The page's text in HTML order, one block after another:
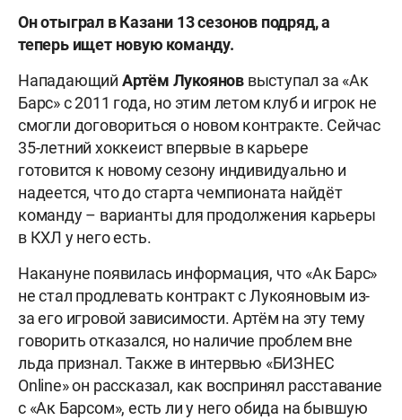
Он отыграл в Казани 13 сезонов подряд, а
теперь ищет новую команду.
Нападающий Артём Лукоянов выступал за «Ак
Барс» с 2011 года, но этим летом клуб и игрок не
смогли договориться о новом контракте. Сейчас
35-летний хоккеист впервые в карьере
готовится к новому сезону индивидуально и
надеется, что до старта чемпионата найдёт
команду – варианты для продолжения карьеры
в КХЛ у него есть.
Накануне появилась информация, что «Ак Барс»
не стал продлевать контракт с Лукояновым из-
за его игровой зависимости. Артём на эту тему
говорить отказался, но наличие проблем вне
льда признал. Также в интервью «БИЗНЕС
Online» он рассказал, как воспринял расставание
с «Ак Барсом», есть ли у него обида на бывшую